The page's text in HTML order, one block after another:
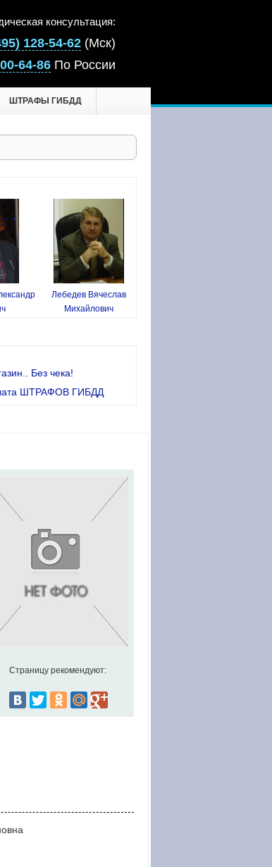
консультация:
128-54-62 (Мск)
64-86 По России
ШТРАФЫ ГИБДД
Лебедев Вячеслав
Михайлович
Без чека!
ШТРАФОВ ГИБДД
Страницу рекомендуют: